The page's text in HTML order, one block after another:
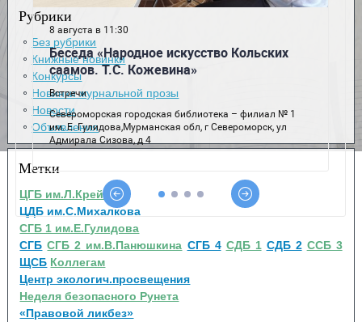
Рубрики
Без рубрики
Книжные новинки
Конкурсы
Новинки журнальной прозы
Новости
Объявления
Метки
ЦГБ им.Л.Крейна
ЦДБ им.С.Михалкова
СГБ 1 им.Е.Гулидова
СГБ СГБ 2 им.В.Панюшкина СГБ 4 СДБ 1 СДБ 2 ССБ 3
ЩСБ Коллегам
Центр экологич.просвещения
Неделя безопасного Рунета
«Правовой ликбез»